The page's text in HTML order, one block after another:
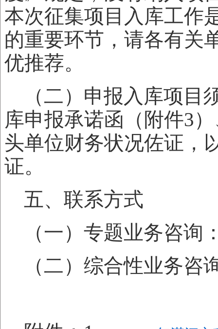
本次征集项目入库工作
的重要环节，请各有关
优推荐。
（二）申报入库项
库申报承诺函（附件3
头单位财务状况佐证，
证。
五、联系方式
（一）专题业务咨
（二）综合性业务咨